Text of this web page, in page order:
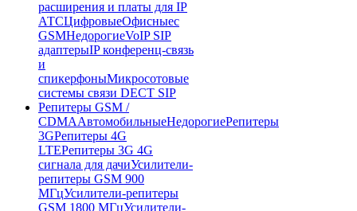
расширения и платы для IP
АТСЦифровыеОфисныес
GSMНедорогиеVoIP SIP
адаптерыIP конференц-связь
и
спикерфоныМикросотовые
системы связи DECT SIP
Репитеры GSM /
CDMAАвтомобильныеНедорогиеРепитеры
3GРепитеры 4G
LTEРепитеры 3G 4G
сигнала для дачиУсилители-
репитеры GSM 900
МГцУсилители-репитеры
GSM 1800 МГцУсилители-